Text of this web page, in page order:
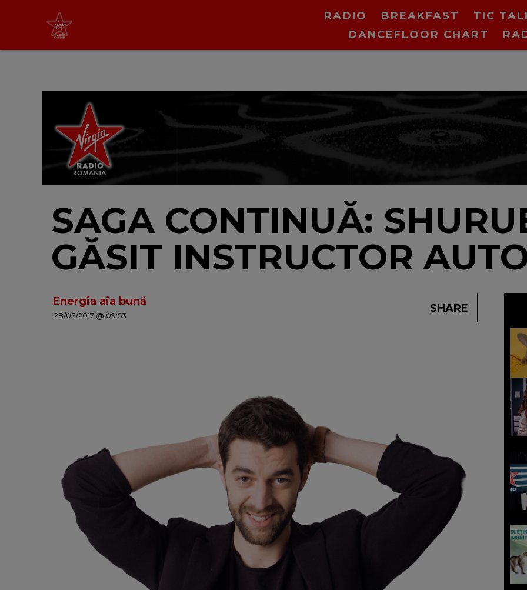
RADIO BREAKFAST TIC
DANCEFLOOR CHART
SAGA CONTINUĂ:
GĂSIT INSTRUCTOR
Energia aia bună
28/03/2017 @ 09:53
SHARE